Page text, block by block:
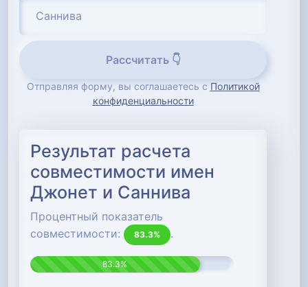
Рассчитать 👇
Отправляя форму, вы соглашаетесь с Политикой
конфиденциальности
Результат расчета
совместимости имен
Джонет и Саннива
Процентный показатель
совместимости:
83.3% .
83.3%